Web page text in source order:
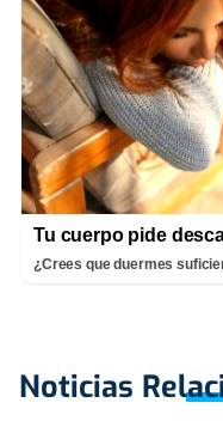
Tu cuerpo pide
¿Crees que duermes
Noticias